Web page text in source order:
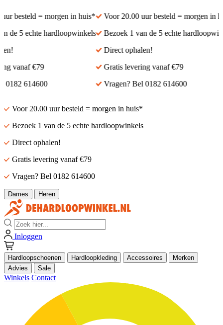
= morgen in huis*
5 echte hardloopwinkels
€79
614600
Voor 20.00 uur besteld = morgen in huis*
Bezoek 1 van de 5 echte hardloopwinkels
Direct ophalen!
Gratis levering vanaf €79
Vragen? Bel 0182 614600
Voor 20.00 uur besteld = morgen in huis*
Bezoek 1 van de 5 echte hardloopwinkels
Direct ophalen!
Gratis levering vanaf €79
Vragen? Bel 0182 614600
Dames Heren
Zoek
Inloggen
Hardloopschoenen Hardloopkleding Accessoires
Merken
Advies
Sale
Winkels Contact